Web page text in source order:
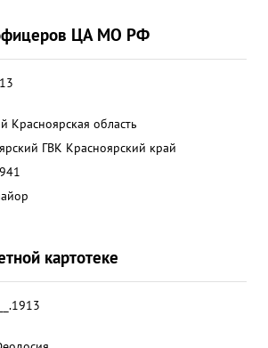
ЦА МО РФ
Красноярская область
ГВК Красноярский край
картотеке